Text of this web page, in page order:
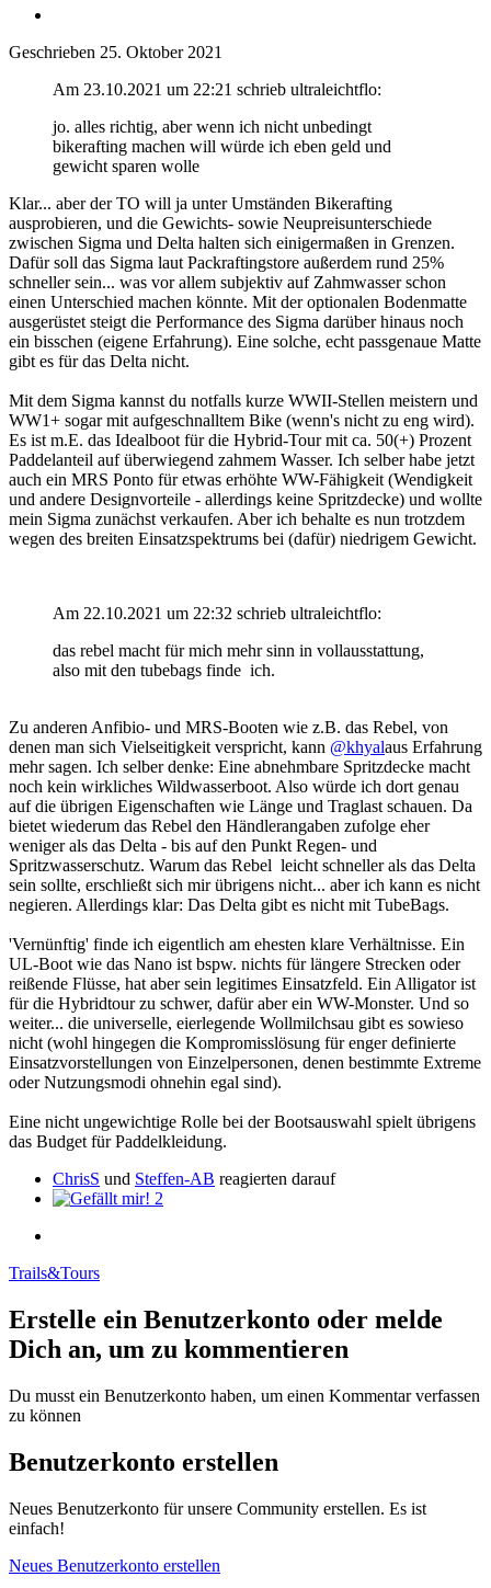
Geschrieben 25. Oktober 2021
Am 23.10.2021 um 22:21 schrieb ultraleichtflo:
jo. alles richtig, aber wenn ich nicht unbedingt
bikerafting machen will würde ich eben geld und
gewicht sparen wolle
Klar... aber der TO will ja unter Umständen Bikerafting
ausprobieren, und die Gewichts- sowie Neupreisunterschiede
zwischen Sigma und Delta halten sich einigermaßen in Grenzen.
Dafür soll das Sigma laut Packraftingstore außerdem rund 25%
schneller sein... was vor allem subjektiv auf Zahmwasser schon
einen Unterschied machen könnte. Mit der optionalen Bodenmatte
ausgerüstet steigt die Performance des Sigma darüber hinaus noch
ein bisschen (eigene Erfahrung). Eine solche, echt passgenaue Matte
gibt es für das Delta nicht.
Mit dem Sigma kannst du notfalls kurze WWII-Stellen meistern und
WW1+ sogar mit aufgeschnalltem Bike (wenn's nicht zu eng wird).
Es ist m.E. das Idealboot für die Hybrid-Tour mit ca. 50(+) Prozent
Paddelanteil auf überwiegend zahmem Wasser. Ich selber habe jetzt
auch ein MRS Ponto für etwas erhöhte WW-Fähigkeit (Wendigkeit
und andere Designvorteile - allerdings keine Spritzdecke) und wollte
mein Sigma zunächst verkaufen. Aber ich behalte es nun trotzdem
wegen des breiten Einsatzspektrums bei (dafür) niedrigem Gewicht.
Am 22.10.2021 um 22:32 schrieb ultraleichtflo:
das rebel macht für mich mehr sinn in vollausstattung,
also mit den tubebags finde ich.
Zu anderen Anfibio- und MRS-Booten wie z.B. das Rebel, von
denen man sich Vielseitigkeit verspricht, kann @khyalaus Erfahrung
mehr sagen. Ich selber denke: Eine abnehmbare Spritzdecke macht
noch kein wirkliches Wildwasserboot. Also würde ich dort genau
auf die übrigen Eigenschaften wie Länge und Traglast schauen. Da
bietet wiederum das Rebel den Händlerangaben zufolge eher
weniger als das Delta - bis auf den Punkt Regen- und
Spritzwasserschutz. Warum das Rebel leicht schneller als das Delta
sein sollte, erschließt sich mir übrigens nicht... aber ich kann es nicht
negieren. Allerdings klar: Das Delta gibt es nicht mit TubeBags.
'Vernünftig' finde ich eigentlich am ehesten klare Verhältnisse. Ein
UL-Boot wie das Nano ist bspw. nichts für längere Strecken oder
reißende Flüsse, hat aber sein legitimes Einsatzfeld. Ein Alligator ist
für die Hybridtour zu schwer, dafür aber ein WW-Monster. Und so
weiter... die universelle, eierlegende Wollmilchsau gibt es sowieso
nicht (wohl hingegen die Kompromisslösung für enger definierte
Einsatzvorstellungen von Einzelpersonen, denen bestimmte Extreme
oder Nutzungsmodi ohnehin egal sind).
Eine nicht ungewichtige Rolle bei der Bootsauswahl spielt übrigens
das Budget für Paddelkleidung.
ChrisS und Steffen-AB reagierten darauf
2
Trails&Tours
Erstelle ein Benutzerkonto oder melde
Dich an, um zu kommentieren
Du musst ein Benutzerkonto haben, um einen Kommentar verfassen
zu können
Benutzerkonto erstellen
Neues Benutzerkonto für unsere Community erstellen. Es ist
einfach!
Neues Benutzerkonto erstellen